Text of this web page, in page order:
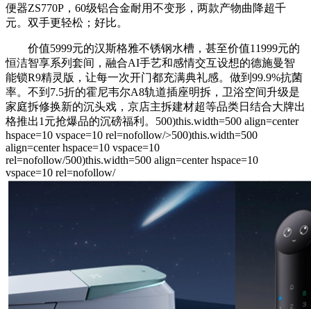
便器ZS770P，60级铝合金耐用不变形，两款产物曲降超千
元。双手更轻松；好比。
价值5999元的汉斯格雅不锈钢水槽，甚至价值11999元的
恒洁智享系列套间，融合AI手艺和感情交互设想的德施曼智
能锁R9精灵版，让每一次开门都充满典礼感。做到99.9%抗菌
率。不到7.5折的霍尼韦尔A8轨道插座明拆，卫浴空间升级是
家庭拆修换新的沉头戏，京店主拆建材超等品类日结合大牌出
格推出1元抢爆品的沉磅福利。500)this.width=500 align=center
hspace=10 vspace=10 rel=nofollow/>500)this.width=500
align=center hspace=10 vspace=10
rel=nofollow/500)this.width=500 align=center hspace=10
vspace=10 rel=nofollow/